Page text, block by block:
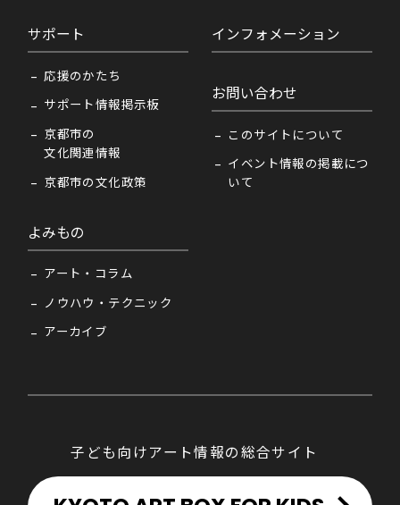
サポート
応援のかたち
サポート情報掲示板
京都市の
文化関連情報
京都市の文化政策
よみもの
アート・コラム
ノウハウ・テクニック
アーカイブ
インフォメーション
お問い合わせ
このサイトについて
イベント情報の掲載につ
いて
子ども向けアート情報の総合サイト